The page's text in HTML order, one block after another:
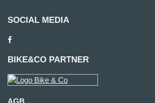
SOCIAL MEDIA
BIKE&CO PARTNER
AGB